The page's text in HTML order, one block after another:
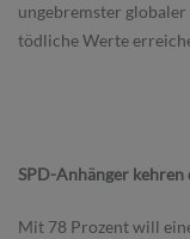
ungebremster
tödliche Werte
SPD-Anhänger
Mit 78 Prozent will